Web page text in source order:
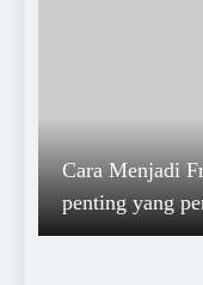
Cara Menjadi
penting yang